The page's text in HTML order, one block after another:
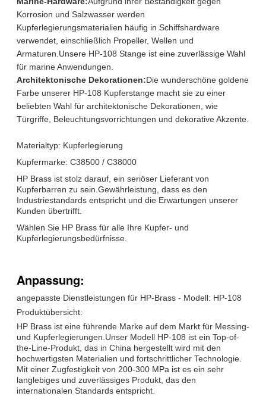
Korrosion und Salzwasser werden
Kupferlegierungsmaterialien häufig in Schiffshardware
verwendet, einschließlich Propeller, Wellen und
Armaturen.Unsere HP-108 Stange ist eine zuverlässige Wahl
für marine Anwendungen.
Architektonische Dekorationen:Die wunderschöne goldene
Farbe unserer HP-108 Kupferstange macht sie zu einer
beliebten Wahl für architektonische Dekorationen, wie
Türgriffe, Beleuchtungsvorrichtungen und dekorative Akzente.
Materialtyp: Kupferlegierung
Kupfermarke: C38500 / C38000
HP Brass ist stolz darauf, ein seriöser Lieferant von
Kupferbarren zu sein.Gewährleistung, dass es den
Industriestandards entspricht und die Erwartungen unserer
Kunden übertrifft.
Wählen Sie HP Brass für alle Ihre Kupfer- und
Kupferlegierungsbedürfnisse.
Anpassung:
angepasste Dienstleistungen für HP-Brass - Modell: HP-108
Produktübersicht:
HP Brass ist eine führende Marke auf dem Markt für Messing-
und Kupferlegierungen.Unser Modell HP-108 ist ein Top-of-
the-Line-Produkt, das in China hergestellt wird mit den
hochwertigsten Materialien und fortschrittlicher Technologie.
Mit einer Zugfestigkeit von 200-300 MPa ist es ein sehr
langlebiges und zuverlässiges Produkt, das den
internationalen Standards entspricht.